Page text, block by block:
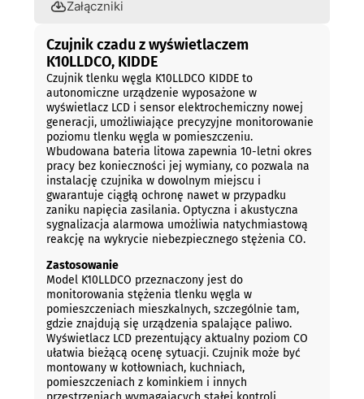
Załączniki
Czujnik czadu z wyświetlaczem
K10LLDCO, KIDDE
Czujnik tlenku węgla K10LLDCO KIDDE to
autonomiczne urządzenie wyposażone w
wyświetlacz LCD i sensor elektrochemiczny nowej
generacji, umożliwiające precyzyjne monitorowanie
poziomu tlenku węgla w pomieszczeniu.
Wbudowana bateria litowa zapewnia 10-letni okres
pracy bez konieczności jej wymiany, co pozwala na
instalację czujnika w dowolnym miejscu i
gwarantuje ciągłą ochronę nawet w przypadku
zaniku napięcia zasilania. Optyczna i akustyczna
sygnalizacja alarmowa umożliwia natychmiastową
reakcję na wykrycie niebezpiecznego stężenia CO.
Zastosowanie
Model K10LLDCO przeznaczony jest do
monitorowania stężenia tlenku węgla w
pomieszczeniach mieszkalnych, szczególnie tam,
gdzie znajdują się urządzenia spalające paliwo.
Wyświetlacz LCD prezentujący aktualny poziom CO
ułatwia bieżącą ocenę sytuacji. Czujnik może być
montowany w kotłowniach, kuchniach,
pomieszczeniach z kominkiem i innych